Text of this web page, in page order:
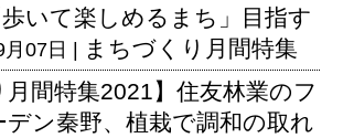
いて楽しめるまち」目指す
07日 | まちづくり月間特集
月間特集2021】住友林業のフ
デン秦野、植栽で調和の取れ